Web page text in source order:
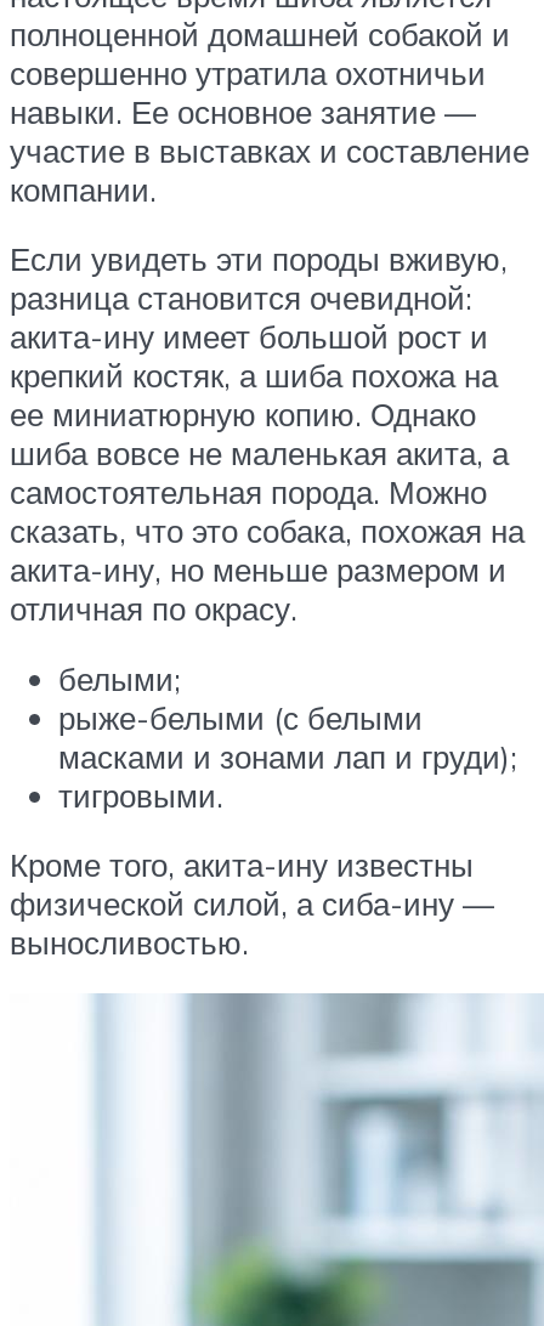
полноценной домашней собакой и
совершенно утратила охотничьи
навыки. Ее основное занятие —
участие в выставках и составление
компании.
Если увидеть эти породы вживую,
разница становится очевидной:
акита-ину имеет большой рост и
крепкий костяк, а шиба похожа на
ее миниатюрную копию. Однако
шиба вовсе не маленькая акита, а
самостоятельная порода. Можно
сказать, что это собака, похожая на
акита-ину, но меньше размером и
отличная по окрасу.
белыми;
рыже-белыми (с белыми
масками и зонами лап и груди);
тигровыми.
Кроме того, акита-ину известны
физической силой, а сиба-ину —
выносливостью.